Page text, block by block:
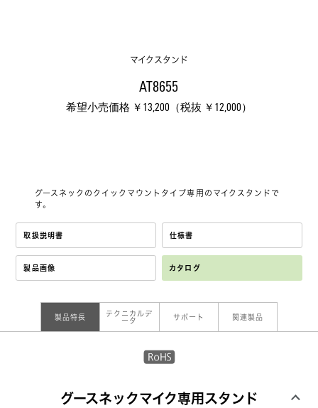
マイクスタンド
AT8655
希望小売価格 ￥13,200（税抜 ￥12,000）
グースネックのクイックマウントタイプ専用のマイクスタンドで
す。
取扱説明書 仕様書
製品画像 カタログ
製品特長
テクニカルデ
ータ
サポート 関連製品
グースネックマイク専用スタンド